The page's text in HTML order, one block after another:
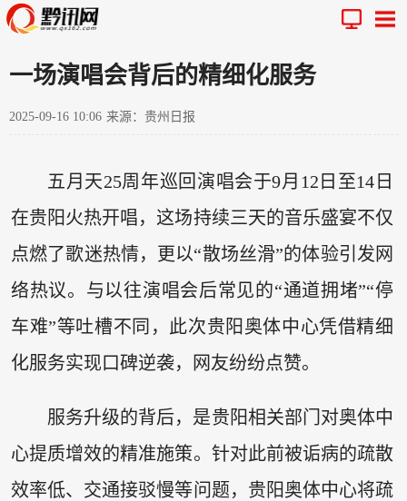
一场演唱会背后的精细化服务
2025-09-16 10:06 来源：贵州日报
五月天25周年巡回演唱会于9月12日至14日
在贵阳火热开唱，这场持续三天的音乐盛宴不仅
点燃了歌迷热情，更以“散场丝滑”的体验引发网
络热议。与以往演唱会后常见的“通道拥堵”“停
车难”等吐槽不同，此次贵阳奥体中心凭借精细
化服务实现口碑逆袭，网友纷纷点赞。
服务升级的背后，是贵阳相关部门对奥体中
心提质增效的精准施策。针对此前被诟病的疏散
效率低、交通接驳慢等问题，贵阳奥体中心将疏